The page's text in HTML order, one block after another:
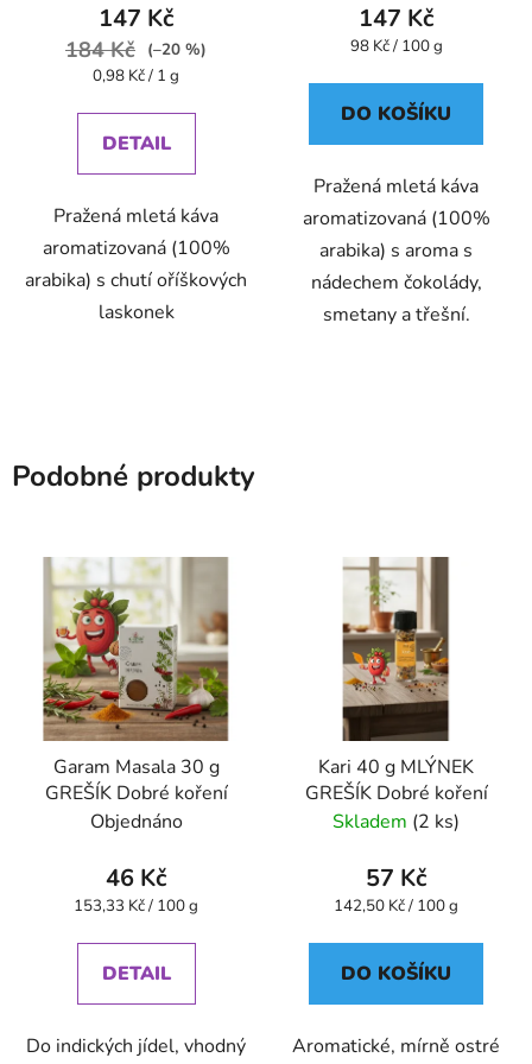
147 Kč
184 Kč
(–20 %)
Měrná
0,98 Kč / 1 g
DETAIL
Pražená mletá káva
aromatizovaná (100%
arabika) s chutí oříškových
laskonek
147 Kč
Měrná
98 Kč / 100 g
DO KOŠÍKU
Pražená mletá káva
aromatizovaná (100%
arabika) s aroma s
nádechem čokolády,
smetany a třešní.
Podobné produkty
Garam Masala 30 g
GREŠÍK Dobré koření
Objednáno
46 Kč
Měrná
153,33 Kč / 100 g
DETAIL
Do indických jídel, vhodný
Kari 40 g MLÝNEK
GREŠÍK Dobré koření
Skladem (2 ks)
57 Kč
Měrná
142,50 Kč / 100 g
DO KOŠÍKU
Aromatické, mírně ostré